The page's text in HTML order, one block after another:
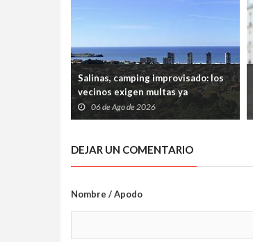
Salinas, camping improvisado: los
vecinos exigen multas ya
06 de Ago de 2026
DEJAR UN COMENTARIO
Nombre / Apodo